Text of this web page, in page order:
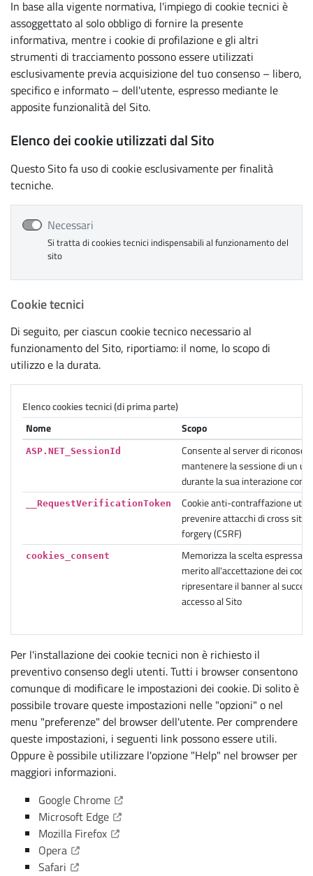
In base alla vigente normativa, l'impiego di cookie tecnici è
assoggettato al solo obbligo di fornire la presente
informativa, mentre i cookie di profilazione e gli altri
strumenti di tracciamento possono essere utilizzati
esclusivamente previa acquisizione del tuo consenso – libero,
specifico e informato – dell'utente, espresso mediante le
apposite funzionalità del Sito.
Elenco dei cookie utilizzati dal Sito
Questo Sito fa uso di cookie esclusivamente per finalità
tecniche.
Necessari
Si tratta di cookies tecnici indispensabili al funzionamento del
sito
Cookie tecnici
Di seguito, per ciascun cookie tecnico necessario al
funzionamento del Sito, riportiamo: il nome, lo scopo di
utilizzo e la durata.
Elenco cookies tecnici (di prima parte)
Nome
Scopo
ASP.NET_SessionId
Consente al server di
mantenere la sessione di un
durante la sua interazione con
__RequestVerificationToken
Cookie anti-contraffazione
prevenire attacchi di cross site
forgery (CSRF)
cookies_consent
Memorizza la scelta espressa
merito all'accettazione dei
ripresentare il banner al
accesso al Sito
Per l'installazione dei cookie tecnici non è richiesto il
preventivo consenso degli utenti. Tutti i browser consentono
comunque di modificare le impostazioni dei cookie. Di solito è
possibile trovare queste impostazioni nelle "opzioni" o nel
menu "preferenze" del browser dell'utente. Per comprendere
queste impostazioni, i seguenti link possono essere utili.
Oppure è possibile utilizzare l'opzione "Help" nel browser per
maggiori informazioni.
Google Chrome (Apre il link in una nuova scheda)
Microsoft Edge (Apre il link in una nuova scheda)
Mozilla Firefox (Apre il link in una nuova scheda)
Opera (Apre il link in una nuova scheda)
Safari (Apre il link in una nuova scheda)